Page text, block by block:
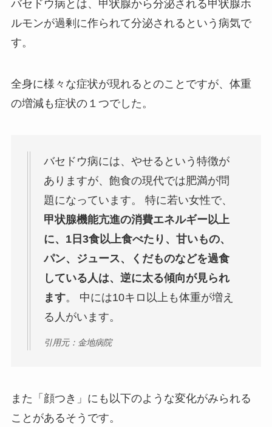
バセドウ病とは、甲状腺から分泌される甲状腺ホ
ルモンが過剰に作られて分泌されるという病気で
す。
全身に様々な症状が現れるとのことですが、体重
の増減も症状の１つでした。
バセドウ病には、やせるという特徴が
ありますが、飽食の現代では肥満が問
題になっています。 特に若い女性で、
甲状腺機能亢進の消費エネルギー以上
に、1日3食以上食べたり、甘いもの、
パン、ジュース、くだものなどを過食
している人は、逆に太る傾向が見られ
ます。 中には10キロ以上も体重が増え
る人がいます。
引用元：金地病院
また「顔つき」にも以下のような変化がみられる
ことがあるそうです。